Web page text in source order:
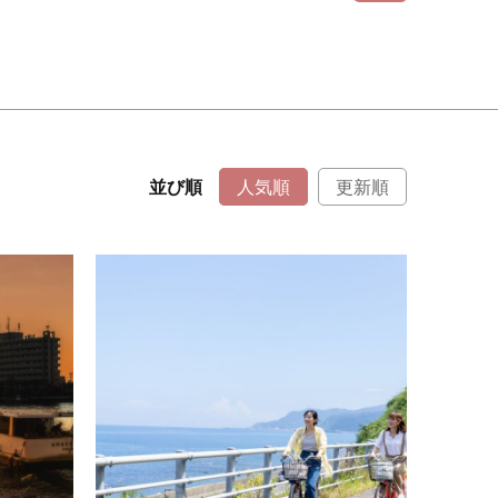
並び順 人気順 更新順